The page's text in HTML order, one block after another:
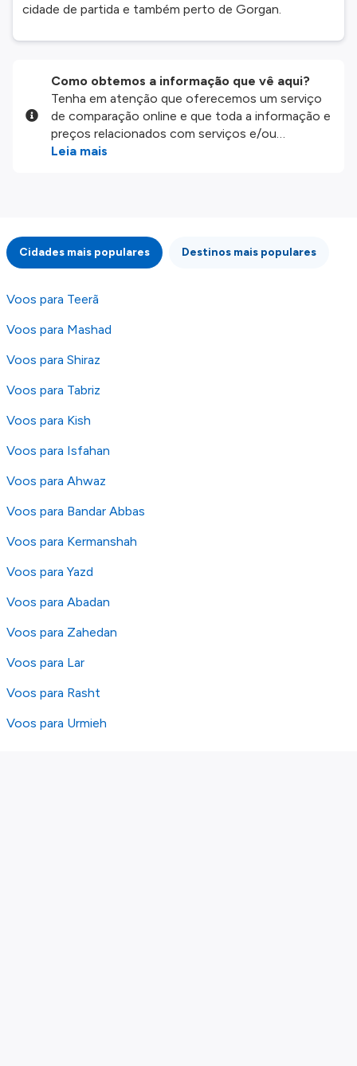
cidade de partida e também perto de Gorgan.
Como obtemos a informação que vê aqui?
Tenha em atenção que oferecemos um serviço
de comparação online e que toda a informação e
preços relacionados com serviços e/ou
produtos disponíveis no nosso website são
integridade ou pela precisão da informação
publicada, por isso verifique com atenção todas
as condições no website do parceiro antes de
fazer uma reserva. Para mais detalhes verifique
os nossos
Leia mais
Cidades mais populares Destinos mais populares
Voos para Teerã
Voos para Mashad
Voos para Shiraz
Voos para Tabriz
Voos para Kish
Voos para Isfahan
Voos para Ahwaz
Voos para Bandar Abbas
Voos para Kermanshah
Voos para Yazd
Voos para Abadan
Voos para Zahedan
Voos para Lar
Voos para Rasht
Voos para Urmieh